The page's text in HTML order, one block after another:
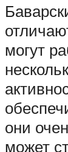
могут
они
может